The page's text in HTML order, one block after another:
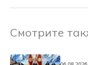
Смотрите